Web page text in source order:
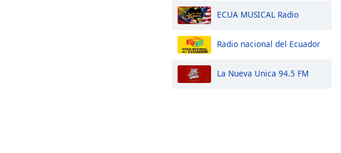
ECUA MUSICAL Radio
Radio nacional del Ecuador
La Nueva Unica 94.5 FM